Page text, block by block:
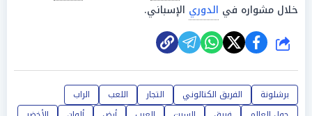
خلال مشواره في الدوري الإسباني.
شارك
برشلونة الفريق الكتالوني التجار اللعب
الراب